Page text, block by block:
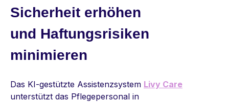
Sicherheit erhöhen
und Haftungsrisiken
minimieren
Das KI-gestützte Assistenzsystem Livy Care
unterstützt das Pflegepersonal in